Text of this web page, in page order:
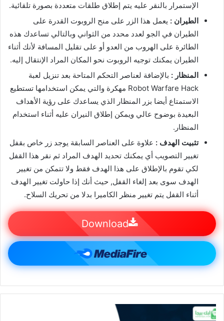
الإستمرار بالنقر عليه يتم إطلاق طلقات متعددة بصورة تلقائية.
الطيران : يعمل هذا الزر على منح الروبوت القدرة على
الطيران في الجو لعدد محدد من الثواني وبالتالي تساعدك هذه
الطائرة على الهروب من العدو أو على تقليل المسافة لأنك أثناء
الطيران يمكنك توجيه الروبوت نحو المكان المراد الإنتقال إليه.
المنظار : بالإضافة لعناصر التحكم المتاحة بعد تنزيل لعبة
Robot Warfare Hack مهكرة والتي يمكن استخدامها تستطيع
الاستمتاع أيضا بزر المنظار الذي يساعدك على رؤية الأهداف
البعيدة بوضوح عالي ويمكن إطلاق النيران عليه أثناء استخدام
المنظار.
تثبيت الهدف : علاوة على العناصر السابقة يوجد زر خاص بقفل
تغيير التصويب أي يمكنك تحديد الهدف المراد ثم نقر هذا القفل
لكي تقوم بالإطلاق على هذا الهدف فقط ولا تتمكن من تغيير
الهدف سوى بعد إلغاء القفل, حيث أنك إذا حاولت تغيير الهدف
أثناء القفل يتم تغيير منظر الكاميرا بدلا من تحريك السلاح.
Download